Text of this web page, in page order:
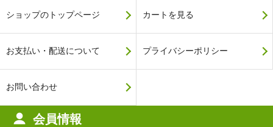
ショップのトップページ カートを見る
お支払い・配送について プライバシーポリシー
お問い合わせ
会員情報